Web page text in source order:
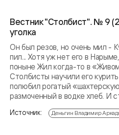
Вестник "Столбист". № 9
уголка
Он был резов, но очень мил -
пил... Хотя уж нет его в
поныне Жил когда-то в
Столбисты научили его
полюбил рогатый
размоченный в водке хлеб. И
Источник: Деньгин Владимир